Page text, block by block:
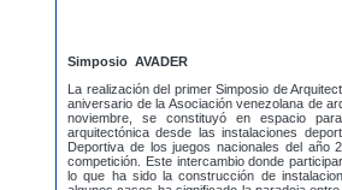
Simposio AVADER
La realización del primer Simposio de
aniversario de la Asociación venezolana de
noviembre, se constituyó en espacio
arquitectónica desde las instalaciones
Deportiva de los juegos nacionales del año
competición. Este intercambio donde
lo que ha sido la construcción de